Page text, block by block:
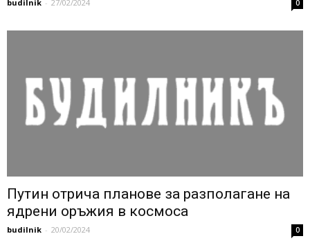
budilnik - 27/02/2024 0
Путин отрича планове за разполагане на
ядрени оръжия в космоса
budilnik - 20/02/2024 0